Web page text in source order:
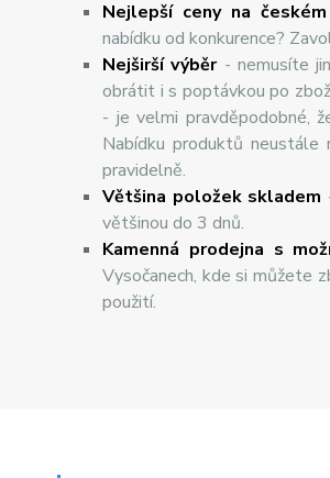
Nejlepší ceny na
nabídku od konkurence?
Nejširšívýběr- nemusíte
obrátit i s poptávkou po
- je velmi pravděpodobné,
Nabídku produktů
pravidelně.
Většina položek skladem
většinou do 3 dnů.
Kamenná prodejna s
Vysočanech, kde si můžete
použití.